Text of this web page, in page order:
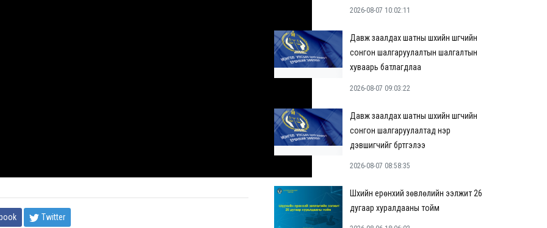
Twitter
2026-08-07 10:02:11
Давж заалдах шатны шүүхийн шүүгчийн
сонгон шалгаруулалтын шалгалтын
хуваарь батлагдлаа
2026-08-07 09:03:22
Давж заалдах шатны шүүхийн шүүгчийн
сонгон шалгаруулалтад нэр
дэвшигчийг бүртгэлээ
2026-08-07 08:58:35
Шүүхийн ерөнхий зөвлөлийн ээлжит 26
дугаар хуралдааны тойм